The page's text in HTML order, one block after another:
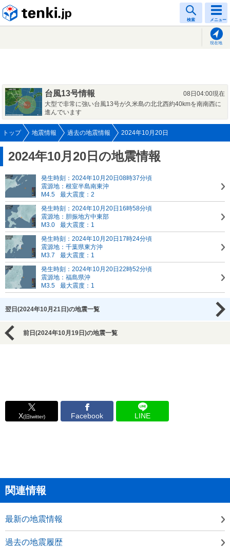
検索 メニュー
現在地
台風13号情報
08日04:00現在
大型で非常に強い台風13号が久米島の北北西約40kmを南南西に
進んでいます
トップ 地震情報 過去の地震情報 2024年10月20日
2024年10月20日の地震情報
発生時刻：2024年10月20日08時37分頃
震源地：根室半島南東沖
M4.5
最大震度：2
発生時刻：2024年10月20日16時58分頃
震源地：胆振地方中東部
M3.0
最大震度：1
発生時刻：2024年10月20日17時24分頃
震源地：千葉県東方沖
M3.7
最大震度：1
発生時刻：2024年10月20日22時52分頃
震源地：福島県沖
M3.5
最大震度：1
翌日(2024年10月21日)の地震一覧
前日(2024年10月19日)の地震一覧
X(旧twitter) Facebook LINE
関連情報
最新の地震情報
過去の地震履歴